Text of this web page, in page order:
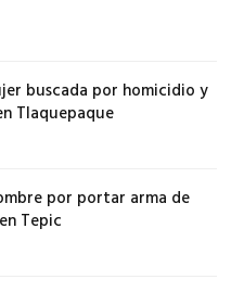
buscada por homicidio y
Tlaquepaque
por portar arma de
Tepic